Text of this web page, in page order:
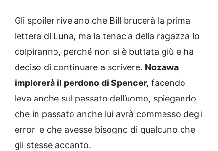
Gli spoiler rivelano che Bill brucerà la prima
lettera di Luna, ma la tenacia della ragazza lo
colpiranno, perché non si è buttata giù e ha
deciso di continuare a scrivere. Nozawa
implorerà il perdono di Spencer, facendo
leva anche sul passato dell’uomo, spiegando
che in passato anche lui avrà commesso degli
errori e che avesse bisogno di qualcuno che
gli stesse accanto.